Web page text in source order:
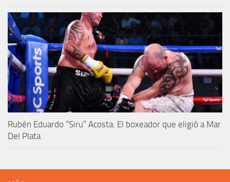
Rubén Eduardo “Siru” Acosta: El boxeador que eligió a Mar
Del Plata